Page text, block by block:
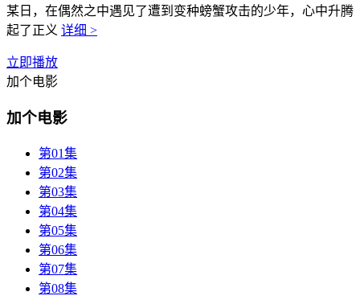
某日，在偶然之中遇见了遭到变种螃蟹攻击的少年，心中升腾
起了正义 详细 >
立即播放
加个电影
加个电影
第01集
第02集
第03集
第04集
第05集
第06集
第07集
第08集